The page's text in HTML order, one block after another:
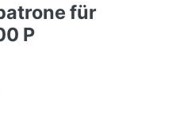
für
P